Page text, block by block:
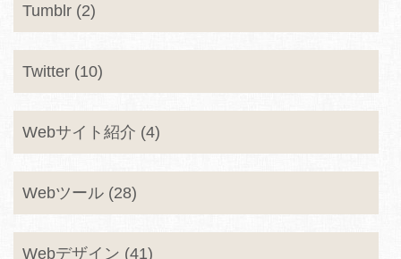
Tumblr (2)
Twitter (10)
Webサイト紹介 (4)
Webツール (28)
Webデザイン (41)